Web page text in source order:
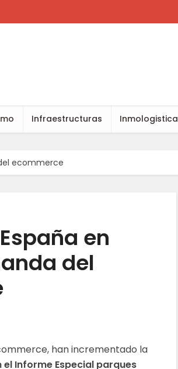
Infraestructuras Inmologistica
ecommerce
en
del
han incrementado la
el Informe Especial parques